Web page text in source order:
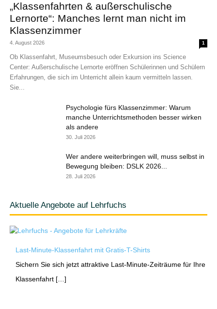
„Klassenfahrten & außerschulische
Lernorte“: Manches lernt man nicht im
Klassenzimmer
4. August 2026 1
Ob Klassenfahrt, Museumsbesuch oder Exkursion ins Science
Center: Außerschulische Lernorte eröffnen Schülerinnen und Schülern
Erfahrungen, die sich im Unterricht allein kaum vermitteln lassen.
Sie...
Psychologie fürs Klassenzimmer: Warum
manche Unterrichtsmethoden besser wirken
als andere
30. Juli 2026
Wer andere weiterbringen will, muss selbst in
Bewegung bleiben: DSLK 2026...
28. Juli 2026
Aktuelle Angebote auf Lehrfuchs
Last-Minute-Klassenfahrt mit Gratis-T-Shirts
Sichern Sie sich jetzt attraktive Last-Minute-Zeiträume für Ihre
Klassenfahrt […]